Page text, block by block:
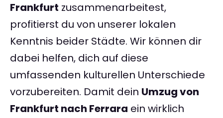
Frankfurt zusammenarbeitest,
profitierst du von unserer lokalen
Kenntnis beider Städte. Wir können dir
dabei helfen, dich auf diese
umfassenden kulturellen Unterschiede
vorzubereiten. Damit dein Umzug von
Frankfurt nach Ferrara ein wirklich